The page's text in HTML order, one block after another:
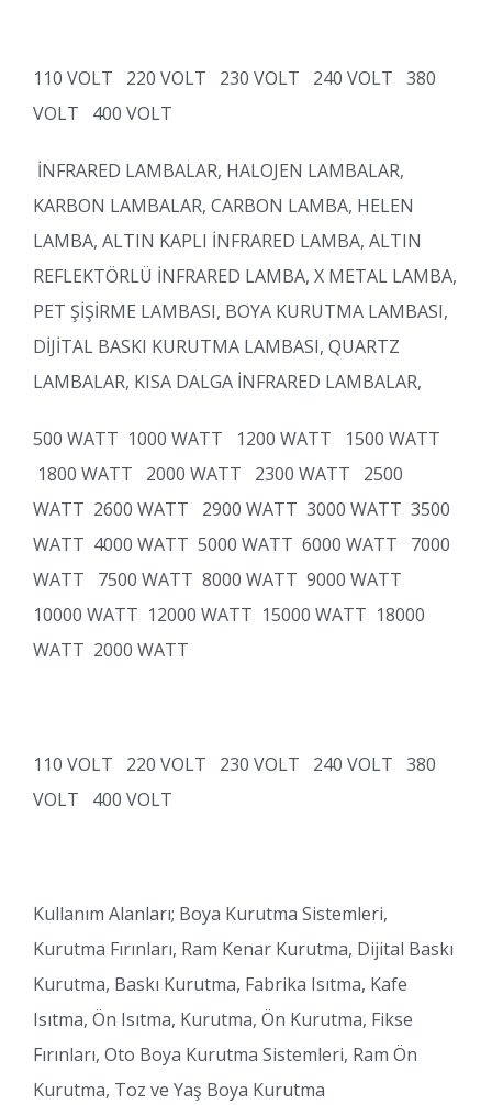
110 VOLT 220 VOLT 230 VOLT 240 VOLT 380
VOLT 400 VOLT
İNFRARED LAMBALAR, HALOJEN LAMBALAR,
KARBON LAMBALAR, CARBON LAMBA, HELEN
LAMBA, ALTIN KAPLI İNFRARED LAMBA, ALTIN
REFLEKTÖRLÜ İNFRARED LAMBA, X METAL LAMBA,
PET ŞİŞİRME LAMBASI, BOYA KURUTMA LAMBASI,
DİJİTAL BASKI KURUTMA LAMBASI, QUARTZ
LAMBALAR, KISA DALGA İNFRARED LAMBALAR,
500 WATT 1000 WATT 1200 WATT 1500 WATT
1800 WATT 2000 WATT 2300 WATT 2500
WATT 2600 WATT 2900 WATT 3000 WATT 3500
WATT 4000 WATT 5000 WATT 6000 WATT 7000
WATT 7500 WATT 8000 WATT 9000 WATT
10000 WATT 12000 WATT 15000 WATT 18000
WATT 2000 WATT
110 VOLT 220 VOLT 230 VOLT 240 VOLT 380
VOLT 400 VOLT
Kullanım Alanları; Boya Kurutma Sistemleri,
Kurutma Fırınları, Ram Kenar Kurutma, Dijital Baskı
Kurutma, Baskı Kurutma, Fabrika Isıtma, Kafe
Isıtma, Ön Isıtma, Kurutma, Ön Kurutma, Fikse
Fırınları, Oto Boya Kurutma Sistemleri, Ram Ön
Kurutma, Toz ve Yaş Boya Kurutma